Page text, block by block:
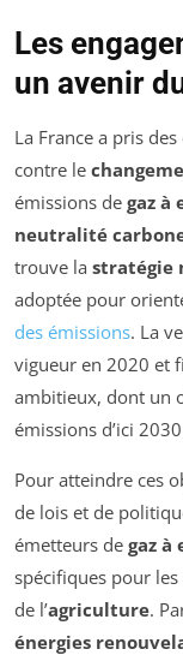
Les
un avenir
La France a pris
contre le
émissions de gaz à
neutralité
trouve la stratégie
adoptée pour
des émissions. La
vigueur en 2020 et
ambitieux, dont un
émissions d’ici
Pour atteindre ces
de lois et de
émetteurs de gaz à
spécifiques pour les
de l’agriculture.
énergies